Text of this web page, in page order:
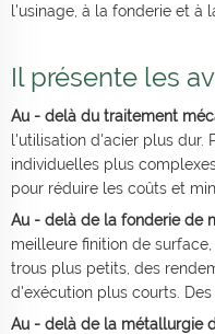
l'usinage, à la fonderie et à
Il présente les
Au - delà du traitement
l'utilisation d'acier plus dur.
individuelles plus
pour réduire les coûts et
Au - delà de la fonderie de
meilleure finition de
trous plus petits, des
d'exécution plus courts.
Au - delà de la métallurgie